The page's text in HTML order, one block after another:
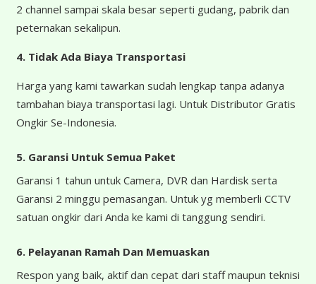
2 channel sampai skala besar seperti gudang, pabrik dan
peternakan sekalipun.
4. Tidak Ada Biaya Transportasi
Harga yang kami tawarkan sudah lengkap tanpa adanya
tambahan biaya transportasi lagi. Untuk Distributor Gratis
Ongkir Se-Indonesia.
5. Garansi Untuk Semua Paket
Garansi 1 tahun untuk Camera, DVR dan Hardisk serta
Garansi 2 minggu pemasangan. Untuk yg memberli CCTV
satuan ongkir dari Anda ke kami di tanggung sendiri.
6. Pelayanan Ramah Dan Memuaskan
Respon yang baik, aktif dan cepat dari staff maupun teknisi